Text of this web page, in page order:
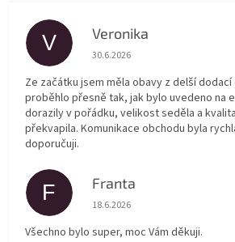
V Veronika
Hodnocení obchodu je 5 z 5
30.6.2026
Ze začátku jsem měla obavy z delší
proběhlo přesně tak, jak bylo uvedeno na
dorazily v pořádku, velikost seděla a
překvapila. Komunikace obchodu byla
doporučuji.
F Franta
Hodnocení obchodu je 5 z 5
18.6.2026
Všechno bylo super, moc Vám děkuji.